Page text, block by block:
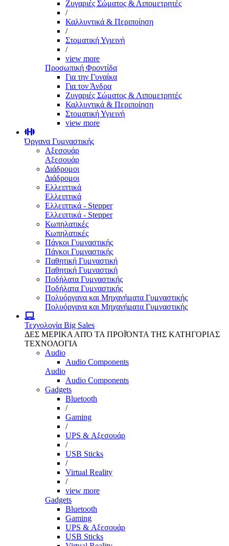
Ζυγαριές Σώματος & Λιπομετρητές
/
Καλλυντικά & Περιποίηση
/
Στοματική Υγιεινή
/
view more
Προσωπική Φροντίδα
Για την Γυναίκα
Για τον Άνδρα
Ζυγαριές Σώματος & Λιπομετρητές
Καλλυντικά & Περιποίηση
Στοματική Υγιεινή
view more
Όργανα Γυμναστικής
Αξεσουάρ
Αξεσουάρ
Διάδρομοι
Διάδρομοι
Ελλειπτικά
Ελλειπτικά
Ελλειπτικά - Stepper
Ελλειπτικά - Stepper
Κωπηλατικές
Κωπηλατικές
Πάγκοι Γυμναστικής
Πάγκοι Γυμναστικής
Παθητική Γυμναστική
Παθητική Γυμναστική
Ποδήλατα Γυμναστικής
Ποδήλατα Γυμναστικής
Πολυόργανα και Μηχανήματα Γυμναστικής
Πολυόργανα και Μηχανήματα Γυμναστικής
Τεχνολογία Big Sales
ΔΕΣ ΜΕΡΙΚΑ ΑΠΌ ΤΑ ΠΡΟΪΌΝΤΑ ΤΗΣ ΚΑΤΗΓΟΡΙΑΣ
ΤΕΧΝΟΛΟΓΙΑ
Audio
Audio Components
Audio
Audio Components
Gadgets
Bluetooth
/
Gaming
/
UPS & Αξεσουάρ
/
USB Sticks
/
Virtual Reality
/
view more
Gadgets
Bluetooth
Gaming
UPS & Αξεσουάρ
USB Sticks